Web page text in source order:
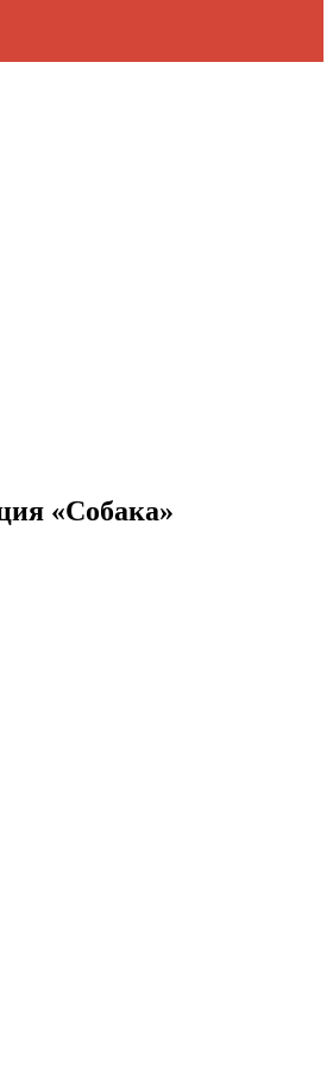
«Собака»